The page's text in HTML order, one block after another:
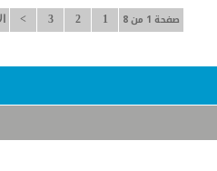
صفحة 1 من 8 1
2
3
>